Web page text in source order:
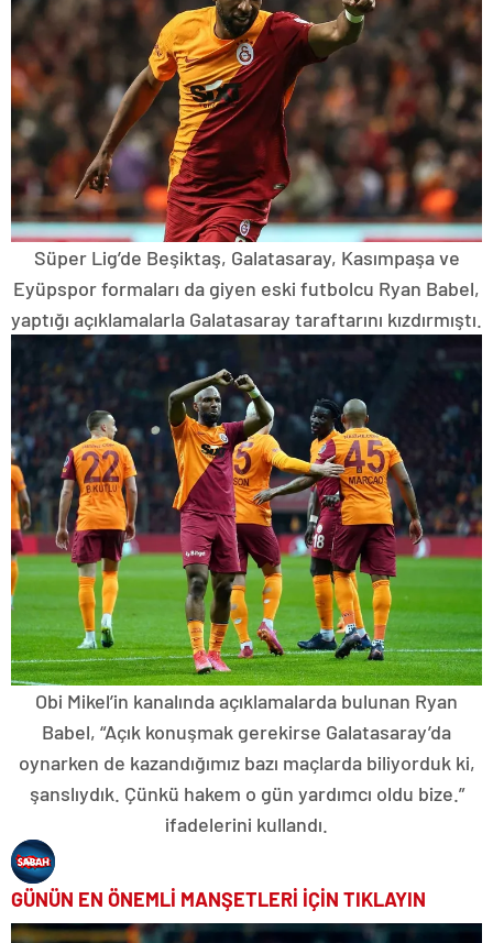
Süper Lig’de Beşiktaş, Galatasaray, Kasımpaşa ve
Eyüpspor formaları da giyen eski futbolcu Ryan Babel,
yaptığı açıklamalarla Galatasaray taraftarını kızdırmıştı.
Obi Mikel’in kanalında açıklamalarda bulunan Ryan
Babel, “Açık konuşmak gerekirse Galatasaray’da
oynarken de kazandığımız bazı maçlarda biliyorduk ki,
şanslıydık. Çünkü hakem o gün yardımcı oldu bize.”
ifadelerini kullandı.
GÜNÜN EN ÖNEMLİ MANŞETLERİ İÇİN TIKLAYIN